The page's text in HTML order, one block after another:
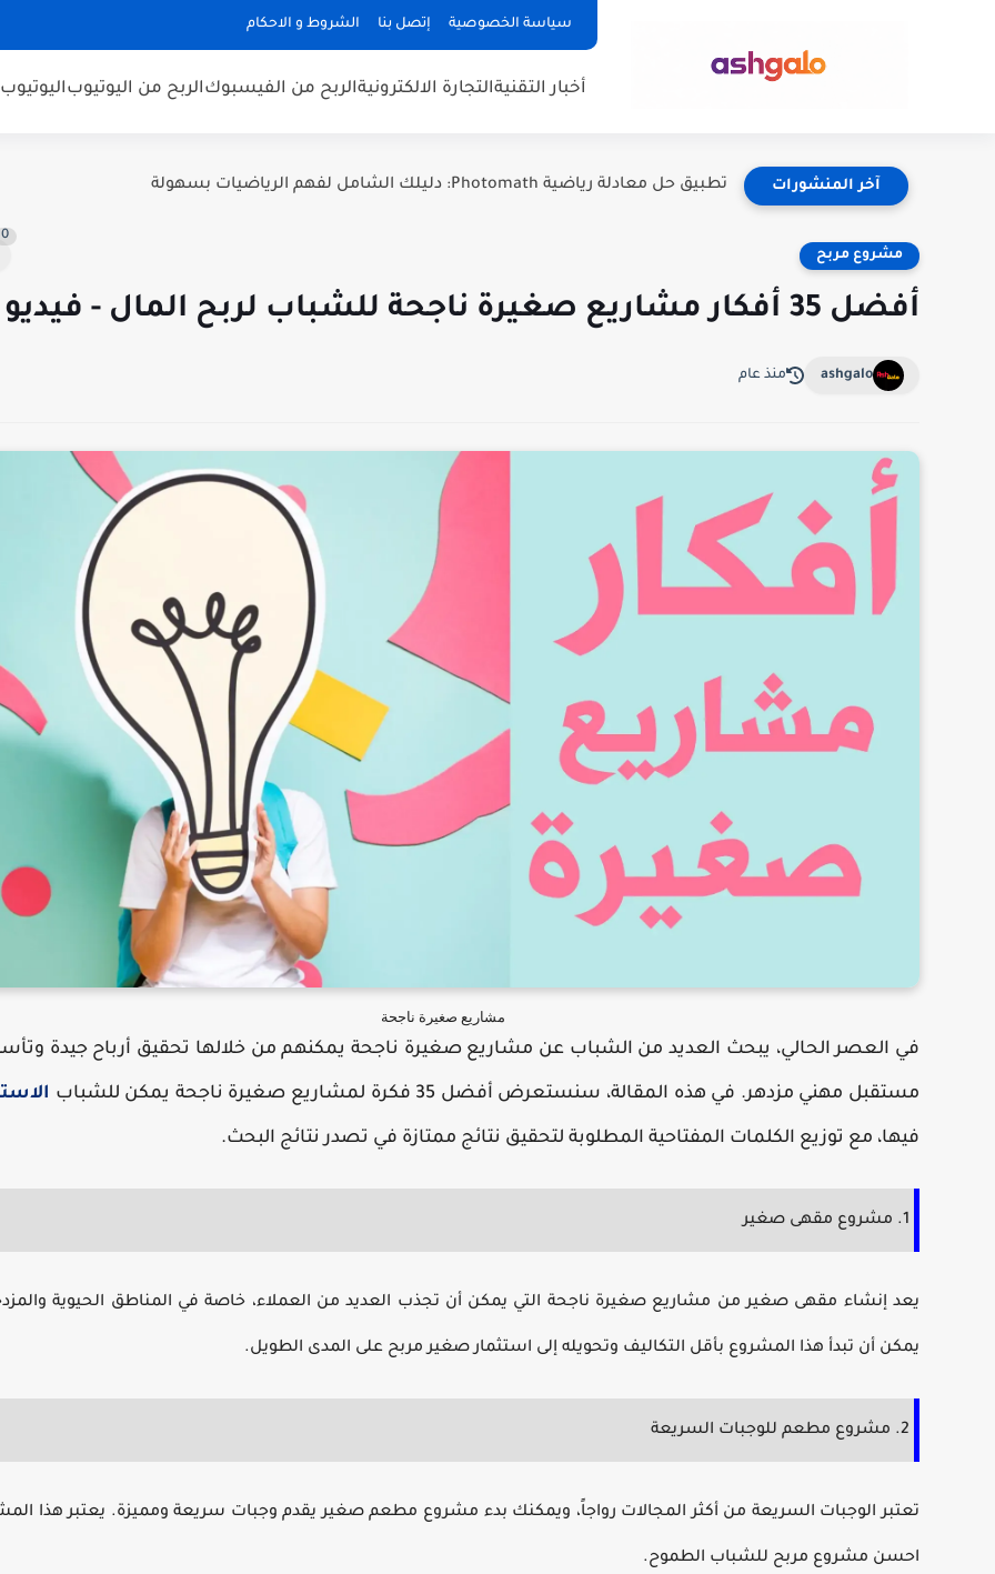
سياسة الخصوصية إتصل بنا الشروط و الاحكام
أخبار التقنيةالتجارة الالكترونيةالربح من الفيسبوكالربح من اليوتيوباليوتيوب
آخر المنشورات تطبيق حل معادلة رياضية Photomath: دليلك الشامل لفهم الرياضيات بسهولة
مشروع مربح
0
أفضل 35 أفكار مشاريع صغيرة ناجحة للشباب لربح المال - فيديو
ashgalo منذ عام
مشاريع صغيرة ناجحة
في العصر الحالي، يبحث العديد من الشباب عن مشاريع صغيرة ناجحة يمكنهم من خلالها تحقيق أرباح جيدة
مستقبل مهني مزدهر. في هذه المقالة، سنستعرض أفضل 35 فكرة لمشاريع صغيرة ناجحة يمكن للشباب
فيها، مع توزيع الكلمات المفتاحية المطلوبة لتحقيق نتائج ممتازة في تصدر نتائج البحث.
1. مشروع مقهى صغير
يعد إنشاء مقهى صغير من مشاريع صغيرة ناجحة التي يمكن أن تجذب العديد من العملاء، خاصة في المناطق الحيوية
يمكن أن تبدأ هذا المشروع بأقل التكاليف وتحويله إلى استثمار صغير مربح على المدى الطويل.
2. مشروع مطعم للوجبات السريعة
تعتبر الوجبات السريعة من أكثر المجالات رواجاً، ويمكنك بدء مشروع مطعم صغير يقدم وجبات سريعة ومميزة. يعتبر هذا
احسن مشروع مربح للشباب الطموح.